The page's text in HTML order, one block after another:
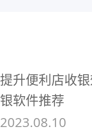
提升便利店收
银软件推荐
2023.08.10